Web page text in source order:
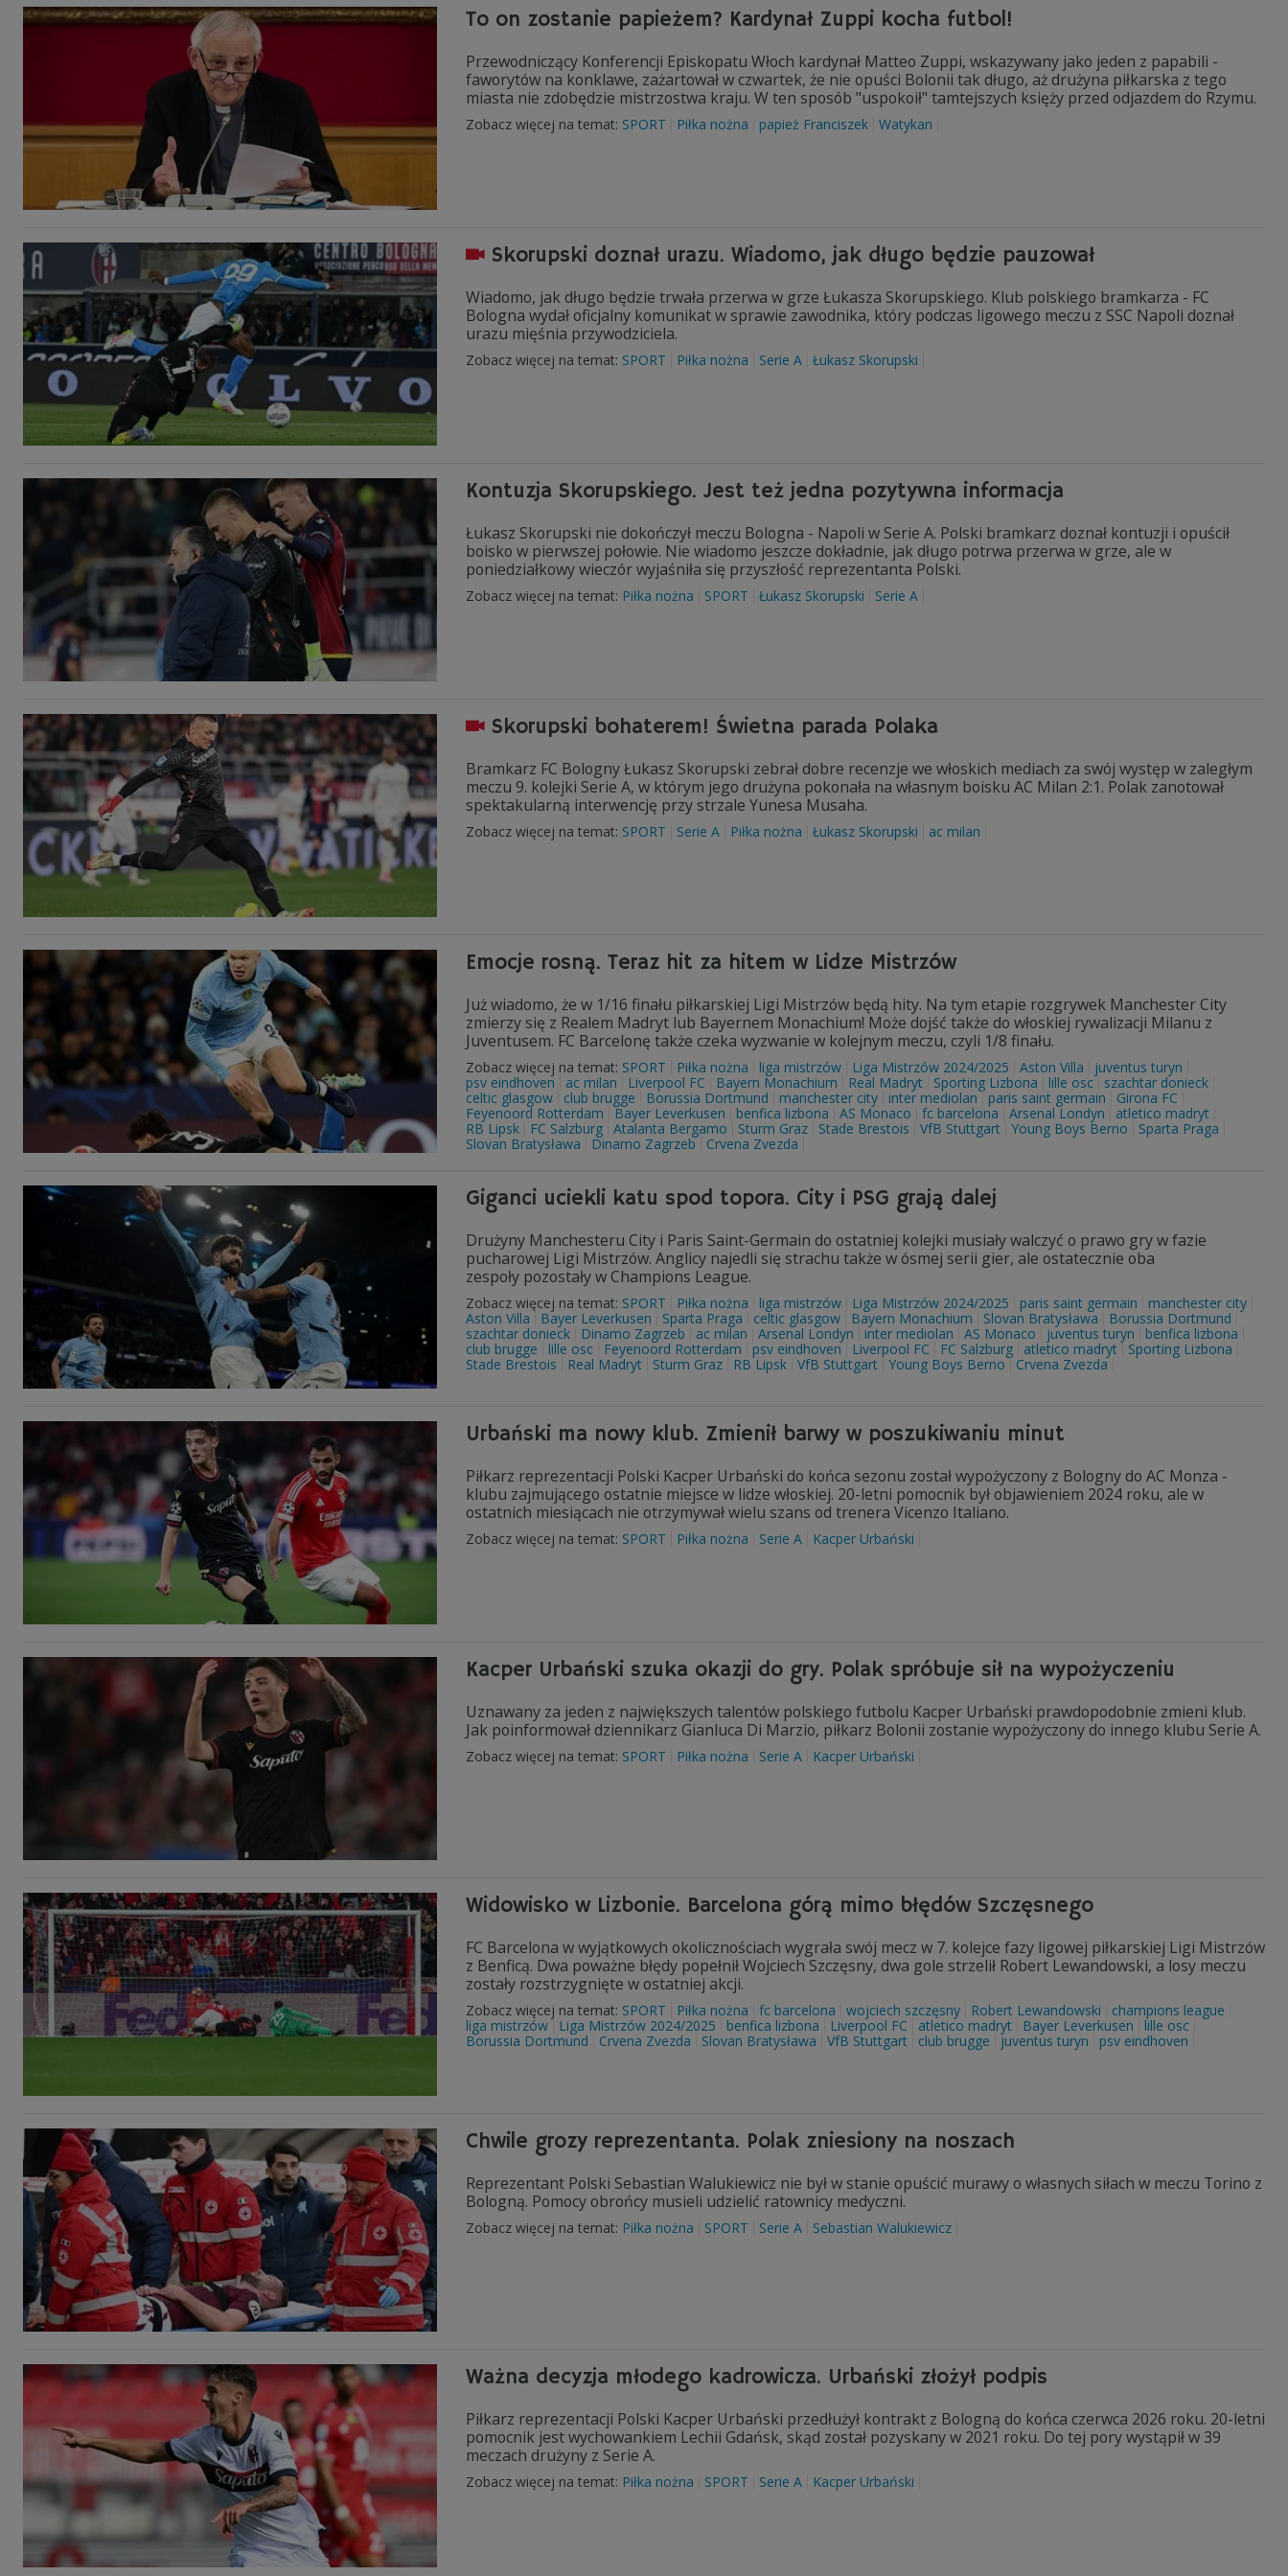
To on zostanie papieżem? Kardynał Zuppi kocha futbol!
Przewodniczący Konferencji Episkopatu Włoch kardynał Matteo Zuppi, wskazywany jako jeden z papabili -
faworytów na konklawe, zażartował w czwartek, że nie opuści Bolonii tak długo, aż drużyna piłkarska z tego
miasta nie zdobędzie mistrzostwa kraju. W ten sposób "uspokoił" tamtejszych księży przed odjazdem do Rzymu.
Zobacz więcej na temat: SPORT Piłka nożna papież Franciszek Watykan
Skorupski doznał urazu. Wiadomo, jak długo będzie pauzował
Wiadomo, jak długo będzie trwała przerwa w grze Łukasza Skorupskiego. Klub polskiego bramkarza - FC
Bologna wydał oficjalny komunikat w sprawie zawodnika, który podczas ligowego meczu z SSC Napoli doznał
urazu mięśnia przywodziciela.
Zobacz więcej na temat: SPORT Piłka nożna Serie A Łukasz Skorupski
Kontuzja Skorupskiego. Jest też jedna pozytywna informacja
Łukasz Skorupski nie dokończył meczu Bologna - Napoli w Serie A. Polski bramkarz doznał kontuzji i opuścił
boisko w pierwszej połowie. Nie wiadomo jeszcze dokładnie, jak długo potrwa przerwa w grze, ale w
poniedziałkowy wieczór wyjaśniła się przyszłość reprezentanta Polski.
Zobacz więcej na temat: Piłka nożna SPORT Łukasz Skorupski Serie A
Skorupski bohaterem! Świetna parada Polaka
Bramkarz FC Bologny Łukasz Skorupski zebrał dobre recenzje we włoskich mediach za swój występ w zaległym
meczu 9. kolejki Serie A, w którym jego drużyna pokonała na własnym boisku AC Milan 2:1. Polak zanotował
spektakularną interwencję przy strzale Yunesa Musaha.
Zobacz więcej na temat: SPORT Serie A Piłka nożna Łukasz Skorupski ac milan
Emocje rosną. Teraz hit za hitem w Lidze Mistrzów
Już wiadomo, że w 1/16 finału piłkarskiej Ligi Mistrzów będą hity. Na tym etapie rozgrywek Manchester City
zmierzy się z Realem Madryt lub Bayernem Monachium! Może dojść także do włoskiej rywalizacji Milanu z
Juventusem. FC Barcelonę także czeka wyzwanie w kolejnym meczu, czyli 1/8 finału.
Zobacz więcej na temat: SPORT Piłka nożna liga mistrzów Liga Mistrzów 2024/2025 Aston Villa
juventus turyn
psv eindhoven
ac milan Liverpool FC Bayern Monachium Real Madryt Sporting Lizbona lille osc
szachtar donieck
celtic glasgow
club brugge Borussia Dortmund manchester city inter mediolan paris saint germain
Girona FC
Feyenoord Rotterdam
Bayer Leverkusen benfica lizbona AS Monaco fc barcelona Arsenal Londyn
atletico madryt
RB Lipsk
FC Salzburg Atalanta Bergamo Sturm Graz Stade Brestois VfB Stuttgart Young Boys Berno
Sparta Praga
Slovan Bratysława
Dinamo Zagrzeb Crvena Zvezda
Giganci uciekli katu spod topora. City i PSG grają dalej
Drużyny Manchesteru City i Paris Saint-Germain do ostatniej kolejki musiały walczyć o prawo gry w fazie
pucharowej Ligi Mistrzów. Anglicy najedli się strachu także w ósmej serii gier, ale ostatecznie oba
zespoły pozostały w Champions League.
Zobacz więcej na temat: SPORT Piłka nożna liga mistrzów Liga Mistrzów 2024/2025 paris saint germain
manchester city
Aston Villa
Bayer Leverkusen Sparta Praga celtic glasgow Bayern Monachium Slovan Bratysława
Borussia Dortmund
szachtar donieck
Dinamo Zagrzeb ac milan Arsenal Londyn inter mediolan AS Monaco juventus turyn
benfica lizbona
club brugge
lille osc Feyenoord Rotterdam psv eindhoven Liverpool FC FC Salzburg atletico madryt
Sporting Lizbona
Stade Brestois
Real Madryt Sturm Graz RB Lipsk VfB Stuttgart Young Boys Berno Crvena Zvezda
Urbański ma nowy klub. Zmienił barwy w poszukiwaniu minut
Piłkarz reprezentacji Polski Kacper Urbański do końca sezonu został wypożyczony z Bologny do AC Monza -
klubu zajmującego ostatnie miejsce w lidze włoskiej. 20-letni pomocnik był objawieniem 2024 roku, ale w
ostatnich miesiącach nie otrzymywał wielu szans od trenera Vicenzo Italiano.
Zobacz więcej na temat: SPORT Piłka nożna Serie A Kacper Urbański
Kacper Urbański szuka okazji do gry. Polak spróbuje sił na wypożyczeniu
Uznawany za jeden z największych talentów polskiego futbolu Kacper Urbański prawdopodobnie zmieni klub.
Jak poinformował dziennikarz Gianluca Di Marzio, piłkarz Bolonii zostanie wypożyczony do innego klubu Serie A.
Zobacz więcej na temat: SPORT Piłka nożna Serie A Kacper Urbański
Widowisko w Lizbonie. Barcelona górą mimo błędów Szczęsnego
FC Barcelona w wyjątkowych okolicznościach wygrała swój mecz w 7. kolejce fazy ligowej piłkarskiej Ligi Mistrzów
z Benficą. Dwa poważne błędy popełnił Wojciech Szczęsny, dwa gole strzelił Robert Lewandowski, a losy meczu
zostały rozstrzygnięte w ostatniej akcji.
Zobacz więcej na temat: SPORT Piłka nożna fc barcelona wojciech szczęsny Robert Lewandowski
champions league
liga mistrzów
Liga Mistrzów 2024/2025 benfica lizbona Liverpool FC atletico madryt Bayer Leverkusen
lille osc
Borussia Dortmund
Crvena Zvezda Slovan Bratysława VfB Stuttgart club brugge juventus turyn psv eindhoven
Chwile grozy reprezentanta. Polak zniesiony na noszach
Reprezentant Polski Sebastian Walukiewicz nie był w stanie opuścić murawy o własnych siłach w meczu Torino z
Bologną. Pomocy obrońcy musieli udzielić ratownicy medyczni.
Zobacz więcej na temat: Piłka nożna SPORT Serie A Sebastian Walukiewicz
Ważna decyzja młodego kadrowicza. Urbański złożył podpis
Piłkarz reprezentacji Polski Kacper Urbański przedłużył kontrakt z Bologną do końca czerwca 2026 roku. 20-letni
pomocnik jest wychowankiem Lechii Gdańsk, skąd został pozyskany w 2021 roku. Do tej pory wystąpił w 39
meczach drużyny z Serie A.
Zobacz więcej na temat: Piłka nożna SPORT Serie A Kacper Urbański